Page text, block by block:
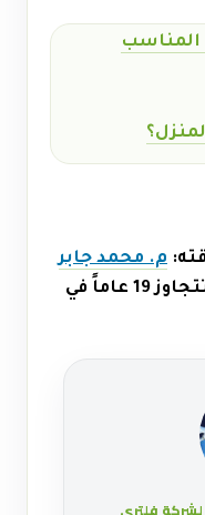
المناسب
م. محمد جابر
(مؤسس شركة فلتري بخبرة تتجاوز 19 عاماً في